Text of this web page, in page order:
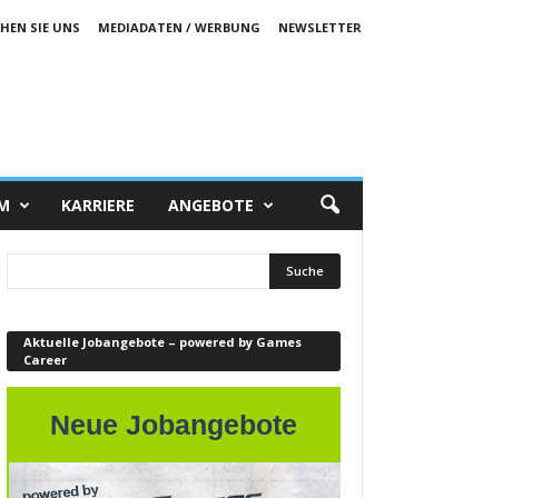
SIE UNS MEDIADATEN / WERBUNG
NEWSLETTER
KARRIERE ANGEBOTE
Aktuelle Jobangebote – powered by Games
Career